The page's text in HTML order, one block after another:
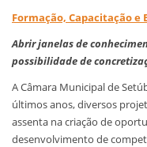
Formação, Capacitação e
Abrir janelas de
possibilidade de
A Câmara Municipal de
últimos anos, diversos
assenta na criação de
desenvolvimento de